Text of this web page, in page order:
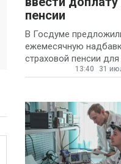
пенсии
В Госдуме
ежемесячную
страховой пенсии для
государственных и
13:40 31